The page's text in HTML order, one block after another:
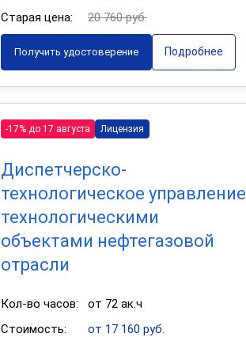
Старая цена:
20 760 руб.
Получить удостоверение Подробнее
-17% до 17 августа Лицензия
Диспетчерско-
технологическое управление
технологическими
объектами нефтегазовой
отрасли
Кол-во часов:
от 72 ак.ч
Стоимость:
от 17 160 руб.